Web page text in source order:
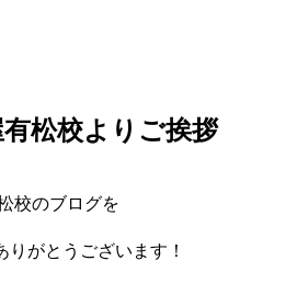
松校よりご挨拶
校のブログを
りがとうございます！